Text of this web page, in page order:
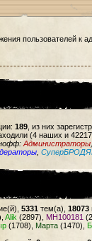
пользователей к
189 , из них
(4 наших и
Администраторы
5331 тем(а), 18073
Alik (2897), MH100181
(1708), Марта (1470),